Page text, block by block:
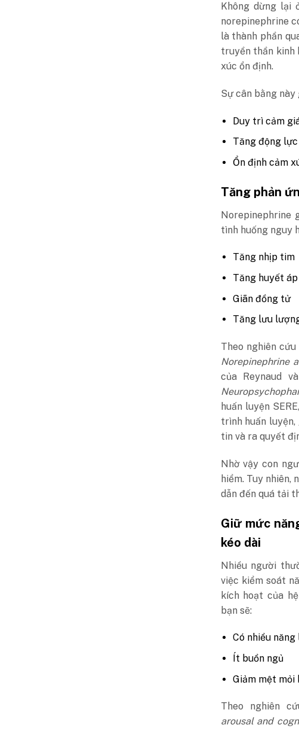
Không dừng lại
norepinephrine
là thành phần
truyền thần kinh
xúc ổn định.
Sự cân bằng này
Duy trì cảm
Tăng động lực
Ổn định cảm
Tăng phản
Norepinephrine
tình huống nguy
Tăng nhịp tim
Tăng huyết áp
Giãn đồng tử
Tăng lưu
Theo nghiên cứu
Norepinephrine
của Reynaud
huấn luyện
trình huấn
tin và ra quyết
Nhờ vậy con
hiểm. Tuy
dẫn đến quá tải
Giữ mức
kéo dài
Nhiều người
việc kiểm soát
kích hoạt của
bạn sẽ:
Có nhiều
Ít buồn ngủ
Giảm mệt mỏi
Theo nghiên
arousal and